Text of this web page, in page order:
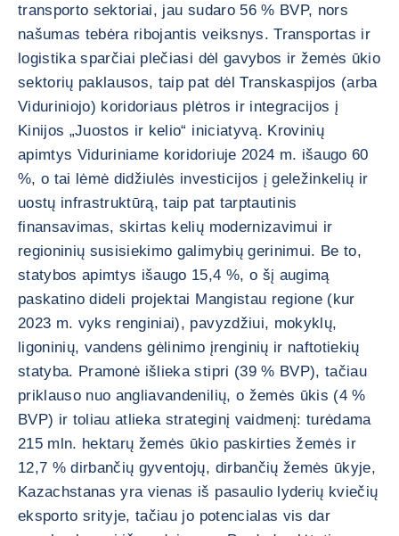
transporto sektoriai, jau sudaro 56 % BVP, nors
našumas tebėra ribojantis veiksnys. Transportas ir
logistika sparčiai plečiasi dėl gavybos ir žemės ūkio
sektorių paklausos, taip pat dėl Transkaspijos (arba
Viduriniojo) koridoriaus plėtros ir integracijos į
Kinijos „Juostos ir kelio“ iniciatyvą. Krovinių
apimtys Viduriniame koridoriuje 2024 m. išaugo 60
%, o tai lėmė didžiulės investicijos į geležinkelių ir
uostų infrastruktūrą, taip pat tarptautinis
finansavimas, skirtas kelių modernizavimui ir
regioninių susisiekimo galimybių gerinimui. Be to,
statybos apimtys išaugo 15,4 %, o šį augimą
paskatino dideli projektai Mangistau regione (kur
2023 m. vyks renginiai), pavyzdžiui, mokyklų,
ligoninių, vandens gėlinimo įrenginių ir naftotiekių
statyba. Pramonė išlieka stipri (39 % BVP), tačiau
priklauso nuo angliavandenilių, o žemės ūkis (4 %
BVP) ir toliau atlieka strateginį vaidmenį: turėdama
215 mln. hektarų žemės ūkio paskirties žemės ir
12,7 % dirbančių gyventojų, dirbančių žemės ūkyje,
Kazachstanas yra vienas iš pasaulio lyderių kviečių
eksporto srityje, tačiau jo potencialas vis dar